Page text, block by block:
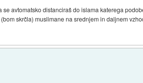
avtomatsko distanciraš do islama katerega
skrčla) muslimane na srednjem in daljnem